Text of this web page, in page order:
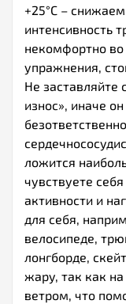
+25°С –
интенсивность
некомфортно
упражнения,
Не заставляйте
износ», иначе
ложится
чувствуете
активности и
для себя,
велосипеде,
лонгборде,
жару, так как
ветром, что